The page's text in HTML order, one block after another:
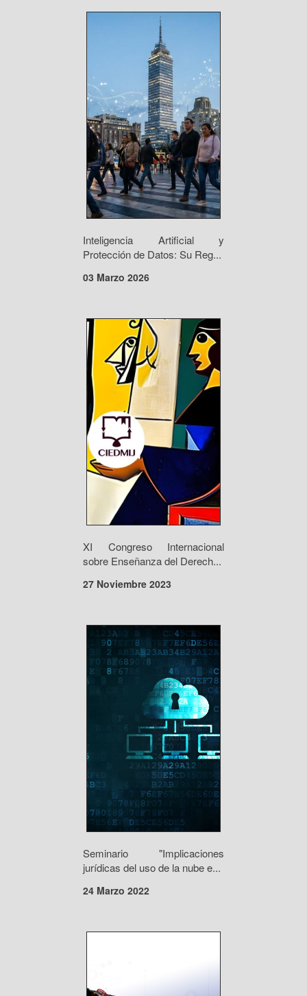
Inteligencia Artificial y
Protección de Datos: Su Reg...
03 Marzo 2026
XI Congreso Internacional
sobre Enseñanza del Derech...
27 Noviembre 2023
Seminario "Implicaciones
jurídicas del uso de la nube e...
24 Marzo 2022